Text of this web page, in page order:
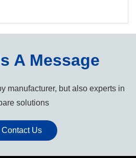
A Message
manufacturer, but also experts in
solutions
Contact Us